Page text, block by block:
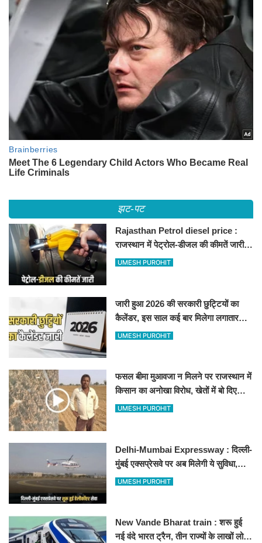
झट-पट
Rajasthan Petrol diesel price :
राजस्थान में पेट्रोल-डीजल की कीमतें जारी,
जानिए बीकानेर समेत पुरे प्रदेश में नए रेट
UMESH PUROHIT
जारी हुआ 2026 की सरकारी छुट्टियों का
कैलेंडर, इस साल कई बार मिलेगा लगातार
अवकाश, देखें
UMESH PUROHIT
फसल बीमा मुआवजा न मिलने पर राजस्थान में
किसान का अनोखा विरोध, खेतों में बो दिए
500-500 रुपए के नोट, वीडियो वायरल
UMESH PUROHIT
Delhi-Mumbai Expressway : दिल्ली-
मुंबई एक्सप्रेसवे पर अब मिलेगी ये सुविधा,
हेलीकॉप्टर सर्विस से तुरंत घायल पहुंचेगा
UMESH PUROHIT
New Vande Bharat train : शरू हुई
नई वंदे भारत ट्रैन, तीन राज्यों के लाखों लोगों